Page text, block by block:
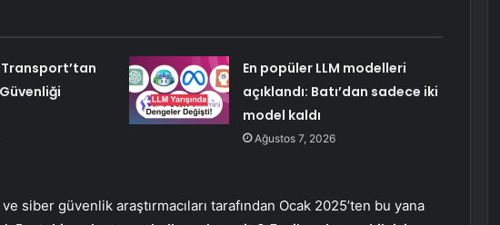
En popüler LLM modelleri
açıklandı: Batı’dan sadece iki
model kaldı
Ağustos 7, 2026
siber güvenlik araştırmacıları tarafından Ocak 2025’ten bu yana